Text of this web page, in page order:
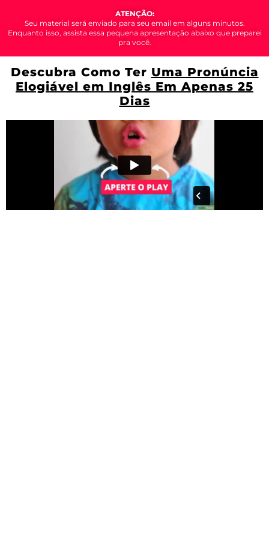
ATENÇÃO:
Seu material será enviado para seu email em alguns minutos.
Enquanto isso, assista essa pequena apresentação abaixo que preparei
pra você.
Descubra Como Ter Uma Pronúncia
Elogiável em Inglês Em Apenas 25
Dias